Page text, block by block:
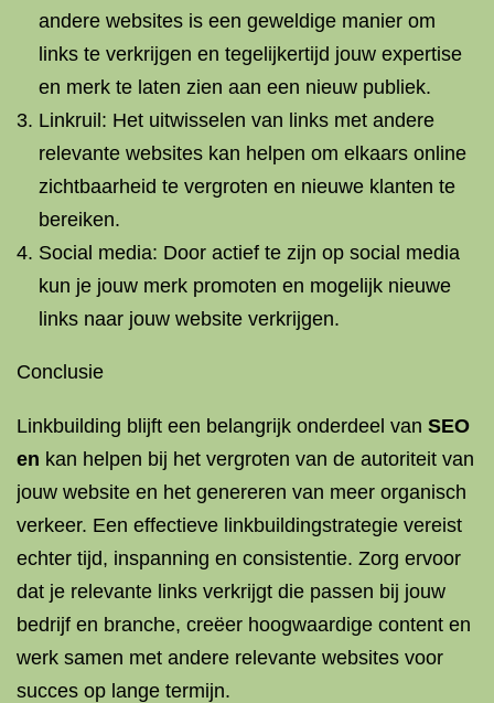
andere websites is een geweldige manier om
links te verkrijgen en tegelijkertijd jouw expertise
en merk te laten zien aan een nieuw publiek.
Linkruil: Het uitwisselen van links met andere
relevante websites kan helpen om elkaars online
zichtbaarheid te vergroten en nieuwe klanten te
bereiken.
Social media: Door actief te zijn op social media
kun je jouw merk promoten en mogelijk nieuwe
links naar jouw website verkrijgen.
Conclusie
Linkbuilding blijft een belangrijk onderdeel van SEO
en kan helpen bij het vergroten van de autoriteit van
jouw website en het genereren van meer organisch
verkeer. Een effectieve linkbuildingstrategie vereist
echter tijd, inspanning en consistentie. Zorg ervoor
dat je relevante links verkrijgt die passen bij jouw
bedrijf en branche, creëer hoogwaardige content en
werk samen met andere relevante websites voor
succes op lange termijn.